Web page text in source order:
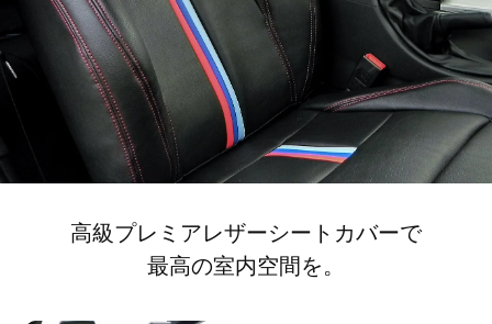
高級プレミアレザーシートカバーで
最高の室内空間を。